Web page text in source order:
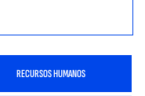
RECURSOS HUMANOS